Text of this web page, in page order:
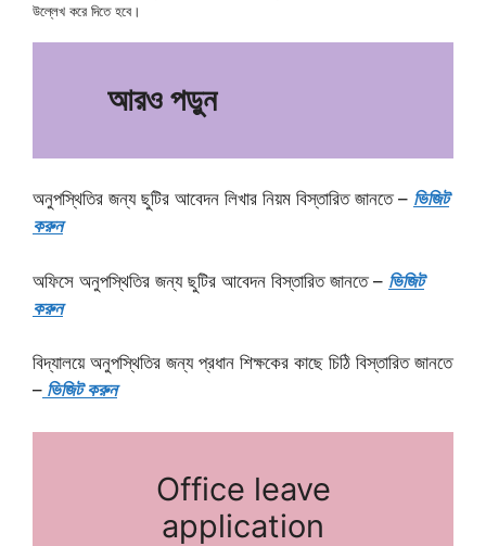
উল্লেখ করে দিতে হবে।
আরও পড়ুন
অনুপস্থিতির জন্য ছুটির আবেদন লিখার নিয়ম বিস্তারিত জানতে – ভিজিট
করুন
অফিসে অনুপস্থিতির জন্য ছুটির আবেদন বিস্তারিত জানতে – ভিজিট
করুন
বিদ্যালয়ে অনুপস্থিতির জন্য প্রধান শিক্ষকের কাছে চিঠি বিস্তারিত জানতে
– ভিজিট করুন
Office leave
application